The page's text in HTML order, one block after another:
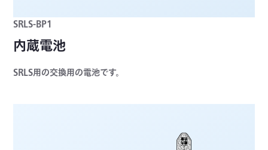
SRLS-BP1
内蔵電池
SRLS用の交換用の電池です。